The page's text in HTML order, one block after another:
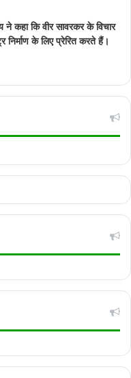
ने कहा कि वीर सावरकर के विचार
निर्माण के लिए प्रेरित करते हैं।